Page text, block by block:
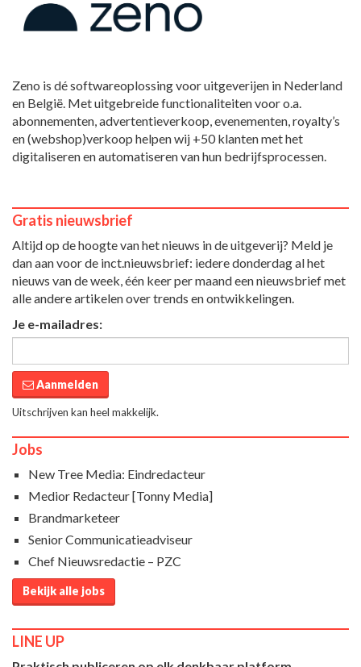
Zeno is dé softwareoplossing voor uitgeverijen in Nederland
en België. Met uitgebreide functionaliteiten voor o.a.
abonnementen, advertentieverkoop, evenementen, royalty’s
en (webshop)verkoop helpen wij +50 klanten met het
digitaliseren en automatiseren van hun bedrijfsprocessen.
Gratis nieuwsbrief
Altijd op de hoogte van het nieuws in de uitgeverij? Meld je
dan aan voor de inct.nieuwsbrief: iedere donderdag al het
nieuws van de week, één keer per maand een nieuwsbrief met
alle andere artikelen over trends en ontwikkelingen.
Je e-mailadres:
Aanmelden
Uitschrijven kan heel makkelijk.
Jobs
New Tree Media: Eindredacteur
Medior Redacteur [Tonny Media]
Brandmarketeer
Senior Communicatieadviseur
Chef Nieuwsredactie – PZC
Bekijk alle jobs
LINE UP